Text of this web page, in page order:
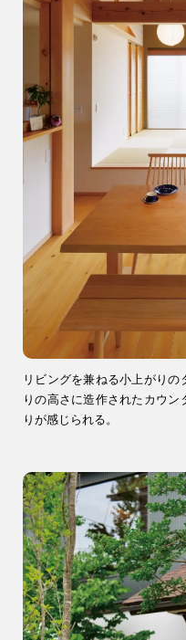
リビングを兼ねる小上がり
りの高さに造作されたカウ
りが感じられる。